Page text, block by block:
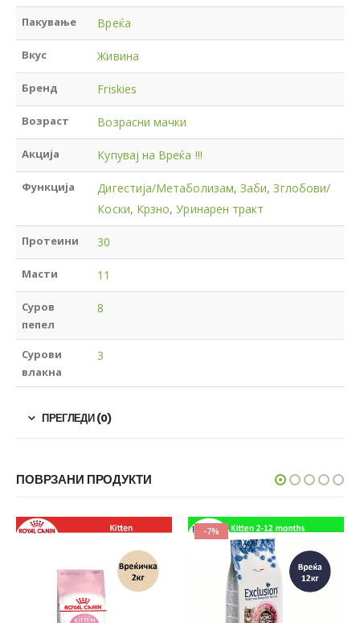
Пакување Вреќа
Вкус Живина
Бренд Friskies
Возраст Возрасни мачки
Акција Купувај на Вреќа !!!
Функција Дигестија/Метаболизам,Заби,Зглобови/
Коски, Крзно,Уринарен тракт
Протеини 30
Масти 11
Суров
пепел
8
Сурови
влакна
3
ПРЕГЛЕДИ (0)
ПОВРЗАНИ ПРОДУКТИ
-7%